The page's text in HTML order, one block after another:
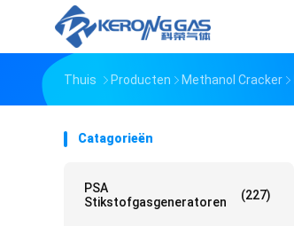
Thuis Producten Methanol Cracker
Catagorieën
PSA
Stikstofgasgeneratoren
(227)